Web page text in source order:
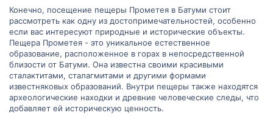
Конечно, посещение пещеры Прометея в Батуми стоит
рассмотреть как одну из достопримечательностей, особенно
если вас интересуют природные и исторические объекты.
Пещера Прометея - это уникальное естественное
образование, расположенное в горах в непосредственной
близости от Батуми. Она известна своими красивыми
сталактитами, сталагмитами и другими формами
известняковых образований. Внутри пещеры также находятся
археологические находки и древние человеческие следы, что
добавляет ей историческую ценность.